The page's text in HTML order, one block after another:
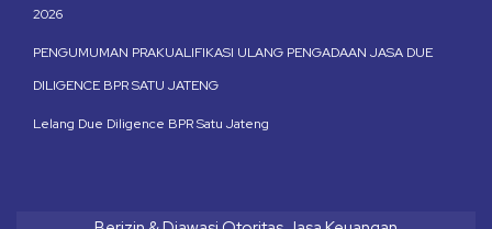
2026
PENGUMUMAN PRAKUALIFIKASI ULANG PENGADAAN JASA DUE
DILIGENCE BPR SATU JATENG
Lelang Due Diligence BPR Satu Jateng